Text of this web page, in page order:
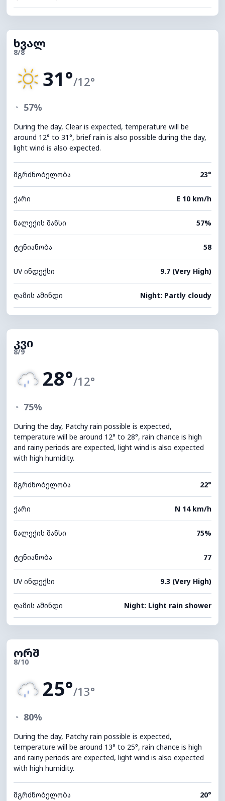
ხვალ
8/8
31°/12°
◔ 57%
During the day, Clear is expected, temperature will be
around 12° to 31°, brief rain is also possible during the day,
light wind is also expected.
მგრძნობელობა 23°
ქარი E 10 km/h
ნალექის შანსი 57%
ტენიანობა 58
UV ინდექსი 9.7 (Very High)
ღამის ამინდი Night: Partly cloudy
კვი
8/9
28°/12°
◔ 75%
During the day, Patchy rain possible is expected,
temperature will be around 12° to 28°, rain chance is high
and rainy periods are expected, light wind is also expected
with high humidity.
მგრძნობელობა 22°
ქარი N 14 km/h
ნალექის შანსი 75%
ტენიანობა 77
UV ინდექსი 9.3 (Very High)
ღამის ამინდი Night: Light rain shower
ორშ
8/10
25°/13°
◔ 80%
During the day, Patchy rain possible is expected,
temperature will be around 13° to 25°, rain chance is high
and rainy periods are expected, light wind is also expected
with high humidity.
მგრძნობელობა 20°